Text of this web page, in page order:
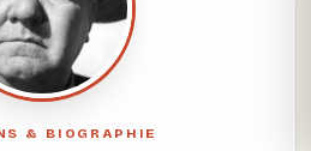
& BIOGRAPHIE